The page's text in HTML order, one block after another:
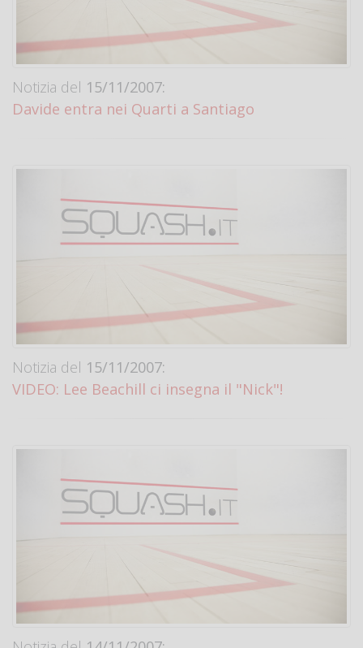
Notizia del 15/11/2007:
Davide entra nei Quarti a Santiago
Notizia del 15/11/2007:
VIDEO: Lee Beachill ci insegna il "Nick"!